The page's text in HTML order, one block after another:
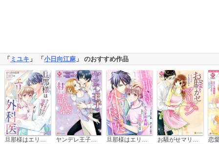
「 ミユキ 」 「小日向江麻 」 のおすすめ作品
旦那様はエリート外科医～かりそめ夫婦なのに溺愛されてます～ ヤンデレ王子の甘い誘惑 旦那様はエリート外科医～かりそめ夫婦なのに溺愛されてます～【分冊版】 お騒がせマリッジ 恋